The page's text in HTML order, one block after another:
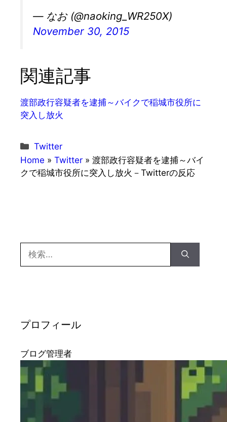
— なお (@naoking_WR250X)
November 30, 2015
関連記事
渡部政行容疑者を逮捕～バイクで稲城市役所に
突入し放火
カ
テ
ゴ
Twitter
Home » Twitter » 渡部政行容疑者を逮捕～バイ
クで稲城市役所に突入し放火－Twitterの反応
索:
プロフィール
ブログ管理者